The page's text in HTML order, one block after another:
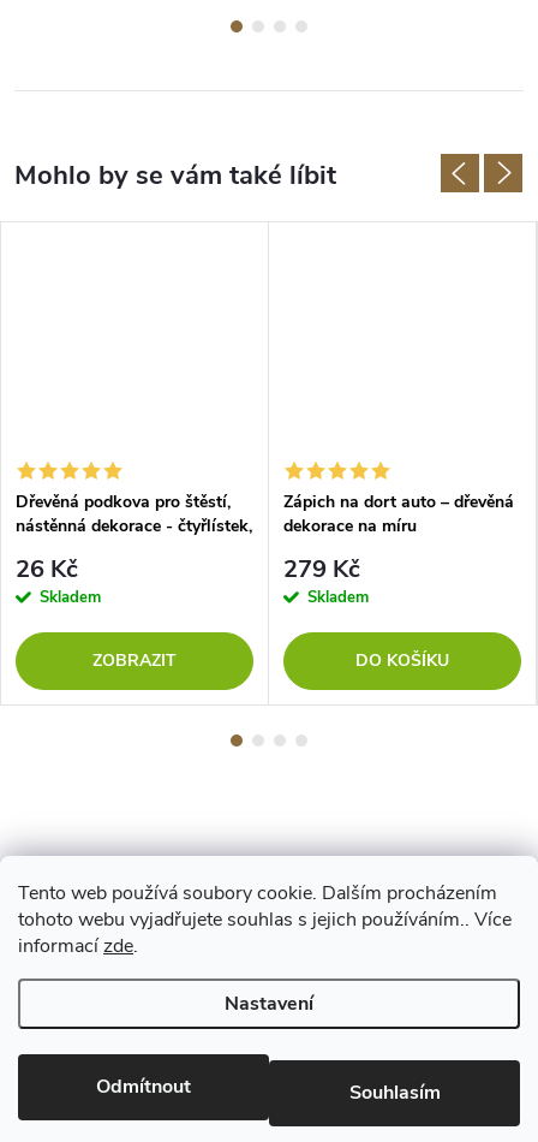
Tento web používá soubory cookie. Dalším procházením
tohoto webu vyjadřujete souhlas s jejich používáním.. Více
informacízde.
Nastavení
Odmítnout Souhlasím
Dřevěná podkova pro štěstí,
nástěnná dekorace - čtyřlístek,
26 Kč
Skladem
ZOBRAZIT
Zápich na dort auto – dřevěná
dekorace na míru
279 Kč
Skladem
DO KOŠÍKU
Z
á
p
a
Copyright 2026www.vyrejeme.cz. Všechna práva vyhrazena.Upravit
nastavení cookies